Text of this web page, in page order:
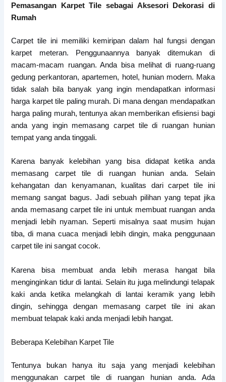
Pemasangan Karpet Tile sebagai Aksesori Dekorasi di
Rumah
Carpet tile ini memiliki kemiripan dalam hal fungsi dengan
karpet meteran. Penggunaannya banyak ditemukan di
macam-macam ruangan. Anda bisa melihat di ruang-ruang
gedung perkantoran, apartemen, hotel, hunian modern. Maka
tidak salah bila banyak yang ingin mendapatkan informasi
harga karpet tile paling murah. Di mana dengan mendapatkan
harga paling murah, tentunya akan memberikan efisiensi bagi
anda yang ingin memasang carpet tile di ruangan hunian
tempat yang anda tinggali.
Karena banyak kelebihan yang bisa didapat ketika anda
memasang carpet tile di ruangan hunian anda. Selain
kehangatan dan kenyamanan, kualitas dari carpet tile ini
memang sangat bagus. Jadi sebuah pilihan yang tepat jika
anda memasang carpet tile ini untuk membuat ruangan anda
menjadi lebih nyaman. Seperti misalnya saat musim hujan
tiba, di mana cuaca menjadi lebih dingin, maka penggunaan
carpet tile ini sangat cocok.
Karena bisa membuat anda lebih merasa hangat bila
menginginkan tidur di lantai. Selain itu juga melindungi telapak
kaki anda ketika melangkah di lantai keramik yang lebih
dingin, sehingga dengan memasang carpet tile ini akan
membuat telapak kaki anda menjadi lebih hangat.
Beberapa Kelebihan Karpet Tile
Tentunya bukan hanya itu saja yang menjadi kelebihan
menggunakan carpet tile di ruangan hunian anda. Ada